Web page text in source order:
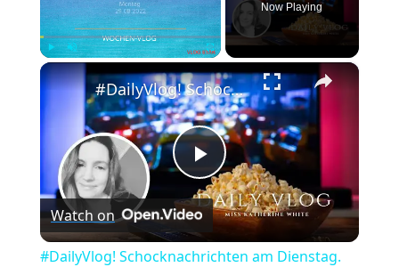
Play Unmute
Now Playing
×
Play
Video
#DailyVlog! Schocknachrichten am Dienstag. Wie geht es jetzt weiter mit Chicago P.D?
Watch on
#DailyVlog! Schocknachrichten am Dienstag.